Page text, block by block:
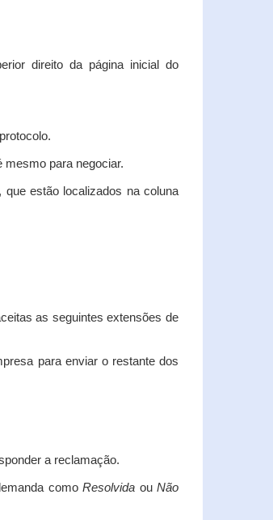
direito da página inicial do
mesmo para negociar.
que estão localizados na coluna
as seguintes extensões de
para enviar o restante dos
a reclamação.
comoResolvida ouNão